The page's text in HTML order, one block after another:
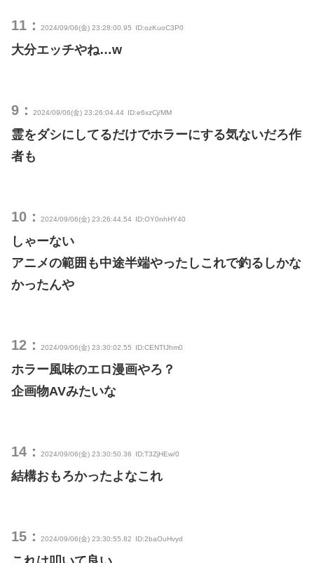
11： 2024/09/06(金) 23:28:00.95 ID:ozKuoC3P0
大分エッチやね…w
9： 2024/09/06(金) 23:26:04.44 ID:e6xzCj/MM
霊をダシにしてるだけでホラーにする気ないだろ作
者も
10： 2024/09/06(金) 23:26:44.54 ID:OY0nhHY40
しゃーない
アニメの範囲も中途半端やったしこれで釣るしかな
かったんや
12： 2024/09/06(金) 23:30:02.55 ID:CENTfJhm0
ホラー風味のエロ漫画やろ？
企画物AVみたいな
14： 2024/09/06(金) 23:30:50.36 ID:T3ZjHEw/0
結構おもろかったよなこれ
15： 2024/09/06(金) 23:30:55.82 ID:2baOuHvyd